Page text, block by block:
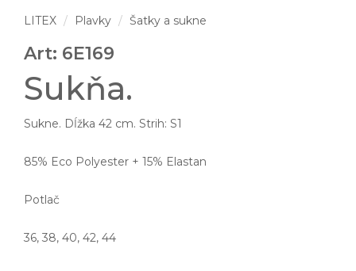
LITEX Plavky Šatky a sukne
Art: 6E169
Sukňa.
Sukne. Dĺžka 42 cm. Strih: S1
85% Eco Polyester + 15% Elastan
Potlač
36, 38, 40, 42, 44